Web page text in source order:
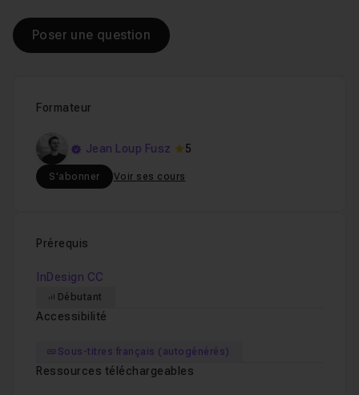
Formateur
Jean Loup Fusz 5
S'abonner Voir ses cours
Prérequis
InDesign CC
Débutant
Accessibilité
Sous-titres français (autogénérés)
Ressources téléchargeables
Poser une question